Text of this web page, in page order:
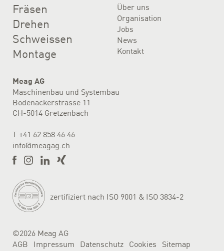
Fräsen
Drehen
Schweissen
Montage
Über uns
Organisation
Jobs
News
Kontakt
Meag AG
Maschinenbau und Systembau
Bodenackerstrasse 11
CH-5014 Gretzenbach
T+41 62 858 46 46
info@meagag.ch
©2026 Meag AG
AGB Impressum Datenschutz Cookies Sitemap
zertifiziert nach ISO 9001 & ISO 3834-2